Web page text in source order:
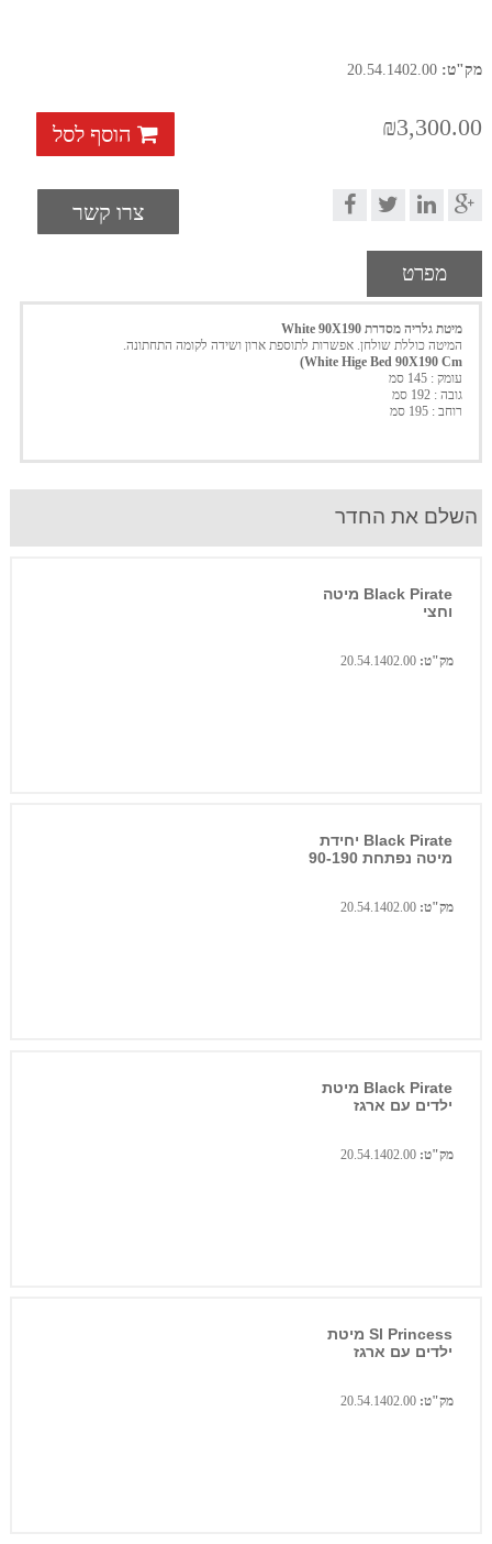
מק"ט:
₪3,300.00 הוסף לסל
צרו קשר
מפרט
מיטת גלריה מסדרת White 90X190
המיטה כוללת שולחן. אפשרות לתוספת ארון ושידה לקומה התחתונה.
White Hige Bed 90X190 Cm)
עומק : 145 סמ
גובה : 192 סמ
רוחב : 195 סמ
השלם את החדר
Black Pirate מיטה
וחצי
מק"ט:
Black Pirate יחידת
מיטה נפתחת 90-190
מק"ט:
Black Pirate מיטת
ילדים עם ארגז
מק"ט:
Sl Princess מיטת
ילדים עם ארגז
מק"ט: